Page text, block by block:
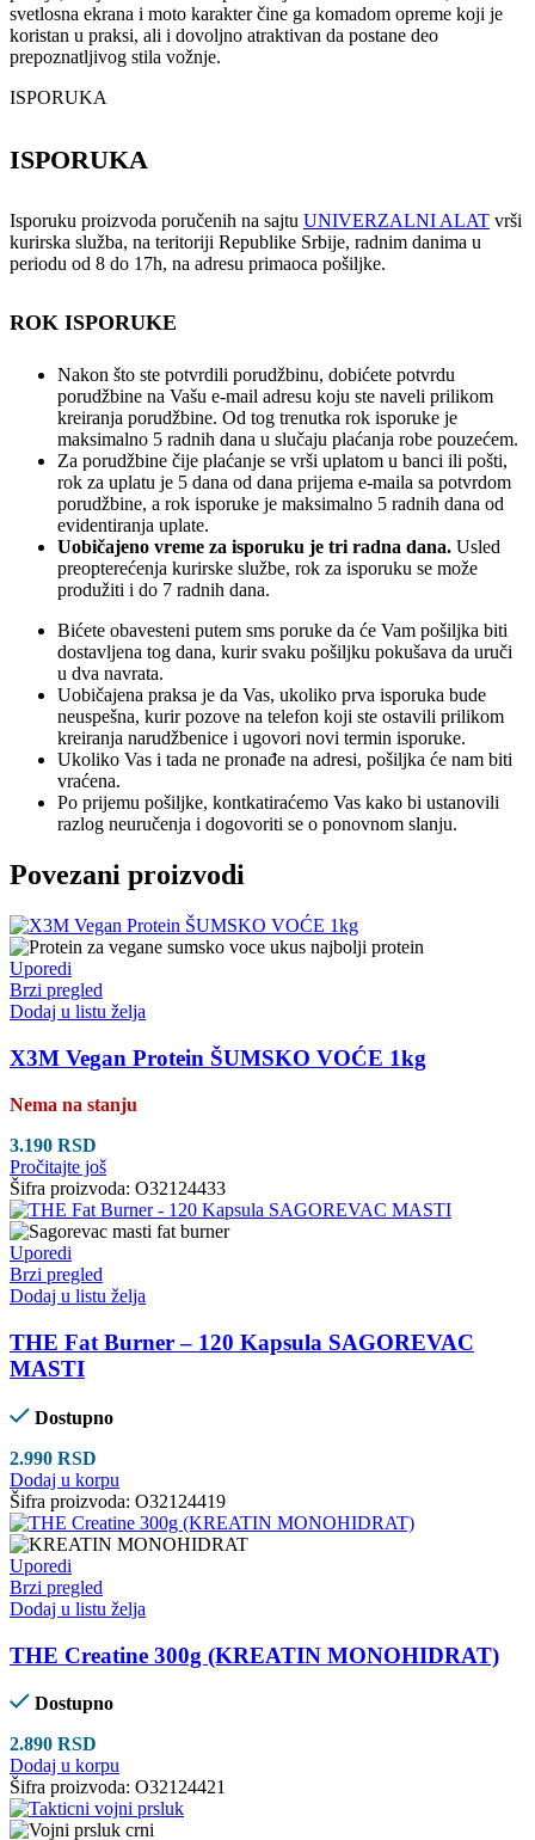
svetlosna ekrana i moto karakter čine ga komadom opreme koji je
koristan u praksi, ali i dovoljno atraktivan da postane deo
prepoznatljivog stila vožnje.
ISPORUKA
ISPORUKA
Isporuku proizvoda poručenih na sajtu UNIVERZALNI ALAT vrši
kurirska služba, na teritoriji Republike Srbije, radnim danima u
periodu od 8 do 17h, na adresu primaoca pošiljke.
ROK ISPORUKE
Nakon što ste potvrdili porudžbinu, dobićete potvrdu
porudžbine na Vašu e-mail adresu koju ste naveli prilikom
kreiranja porudžbine. Od tog trenutka rok isporuke je
maksimalno 5 radnih dana u slučaju plaćanja robe pouzećem.
Za porudžbine čije plaćanje se vrši uplatom u banci ili pošti,
rok za uplatu je 5 dana od dana prijema e-maila sa potvrdom
porudžbine, a rok isporuke je maksimalno 5 radnih dana od
evidentiranja uplate.
Uobičajeno vreme za isporuku je tri radna dana. Usled
preopterećenja kurirske službe, rok za isporuku se može
produžiti i do 7 radnih dana.
Bićete obavesteni putem sms poruke da će Vam pošiljka biti
dostavljena tog dana, kurir svaku pošiljku pokušava da uruči
u dva navrata.
Uobičajena praksa je da Vas, ukoliko prva isporuka bude
neuspešna, kurir pozove na telefon koji ste ostavili prilikom
kreiranja narudžbenice i ugovori novi termin isporuke.
Ukoliko Vas i tada ne pronađe na adresi, pošiljka će nam biti
vraćena.
Po prijemu pošiljke, kontkatiraćemo Vas kako bi ustanovili
razlog neuručenja i dogovoriti se o ponovnom slanju.
Povezani proizvodi
Uporedi
Brzi pregled
Dodaj u listu želja
X3M Vegan Protein ŠUMSKO VOĆE 1kg
Nema na stanju
3.190 RSD
Pročitajte još
Šifra proizvoda: O32124433
Uporedi
Brzi pregled
Dodaj u listu želja
THE Fat Burner – 120 Kapsula SAGOREVAC
MASTI
Dostupno
2.990 RSD
Dodaj u korpu
Šifra proizvoda: O32124419
Uporedi
Brzi pregled
Dodaj u listu želja
THE Creatine 300g (KREATIN MONOHIDRAT)
Dostupno
2.890 RSD
Dodaj u korpu
Šifra proizvoda: O32124421